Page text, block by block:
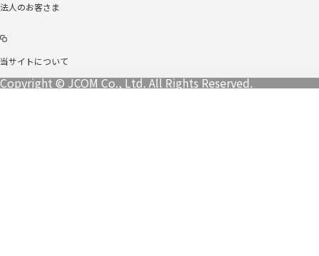
法人のお客さま
当サイトについて
Copyright © JCOM Co., Ltd. All Rights Reserved.